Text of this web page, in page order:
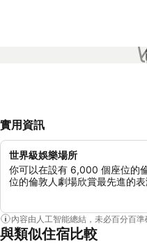
實用資訊
世界級娛樂場所
你可以在設有 6,000 個座位的
位的倫敦人劇場欣賞最先進的表
內容由人工智能總結，未必百分百準
與類似住宿比較